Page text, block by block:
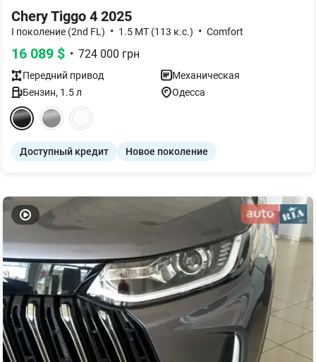
Chery Tiggo 4 2025
I поколение (2nd FL) • 1.5 MT (113 к.с.) • Comfort
16 089 $ • 724 000 грн
Передний привод
Механическая
Бензин, 1.5л Одесса
Доступный кредит Новое поколение